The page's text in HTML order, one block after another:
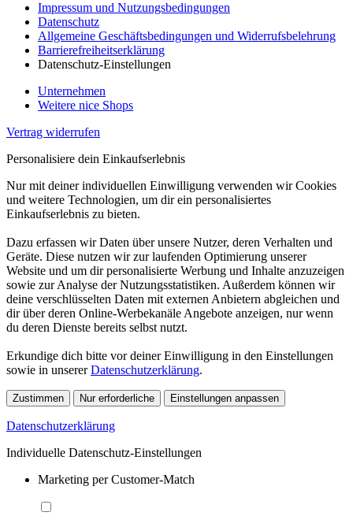
Impressum und Nutzungsbedingungen
Datenschutz
Allgemeine Geschäftsbedingungen und Widerrufsbelehrung
Barrierefreiheitserklärung
Datenschutz-Einstellungen
Unternehmen
Weitere nice Shops
Vertrag widerrufen
Personalisiere dein Einkaufserlebnis
Nur mit deiner individuellen Einwilligung verwenden wir Cookies
und weitere Technologien, um dir ein personalisiertes
Einkaufserlebnis zu bieten.
Dazu erfassen wir Daten über unsere Nutzer, deren Verhalten und
Geräte. Diese nutzen wir zur laufenden Optimierung unserer
Website und um dir personalisierte Werbung und Inhalte anzuzeigen
sowie zur Analyse der Nutzungsstatistiken. Außerdem können wir
deine verschlüsselten Daten mit externen Anbietern abgleichen und
dir über deren Online-Werbekanäle Angebote anzeigen, nur wenn
du deren Dienste bereits selbst nutzt.
Erkundige dich bitte vor deiner Einwilligung in den Einstellungen
sowie in unsererDatenschutzerklärung.
Zustimmen Nur erforderliche Einstellungen anpassen
Datenschutzerklärung
Individuelle Datenschutz-Einstellungen
Marketing per Customer-Match